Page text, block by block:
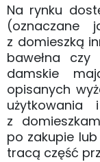
Na rynku
(oznaczane
z domieszką
bawełna czy
damskie
opisanych
z
po zakupie
tracą część